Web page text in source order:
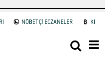
NÖBETÇİ ECZANELER